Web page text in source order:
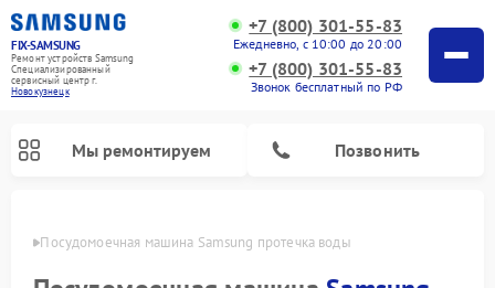
FIX-SAMSUNG
Ремонт устройств Samsung
Специализированный
cервисный центр г.
Новокузнецк
+7 (800) 301-55-83
Ежедневно, с 10:00 до 20:00
+7 (800) 301-55-83
Звонок бесплатный по РФ
Мы ремонтируем Позвонить
Посудомоечная машина Samsung протечка воды